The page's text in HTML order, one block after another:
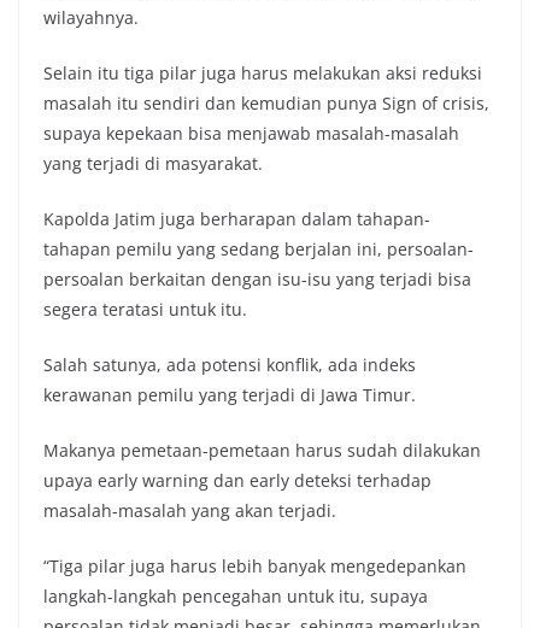
wilayahnya.
Selain itu tiga pilar juga harus melakukan aksi reduksi
masalah itu sendiri dan kemudian punya Sign of crisis,
supaya kepekaan bisa menjawab masalah-masalah
yang terjadi di masyarakat.
Kapolda Jatim juga berharapan dalam tahapan-
tahapan pemilu yang sedang berjalan ini, persoalan-
persoalan berkaitan dengan isu-isu yang terjadi bisa
segera teratasi untuk itu.
Salah satunya, ada potensi konflik, ada indeks
kerawanan pemilu yang terjadi di Jawa Timur.
Makanya pemetaan-pemetaan harus sudah dilakukan
upaya early warning dan early deteksi terhadap
masalah-masalah yang akan terjadi.
“Tiga pilar juga harus lebih banyak mengedepankan
langkah-langkah pencegahan untuk itu, supaya